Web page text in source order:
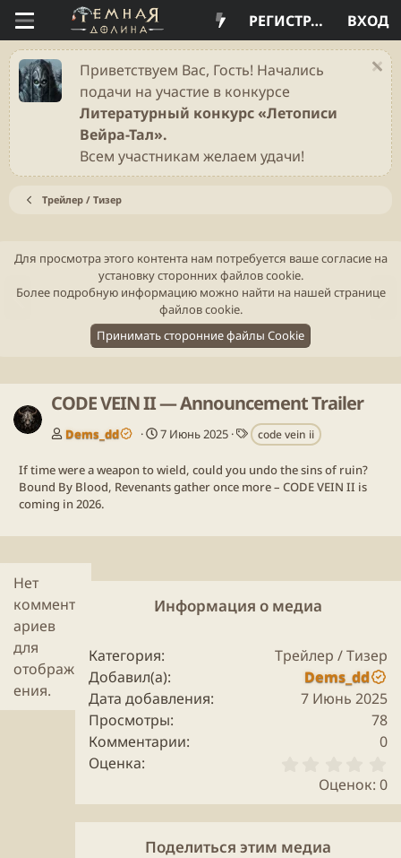
ВХОД
РЕГИСТРАЦИЯ
Приветствуем Вас, Гость! Начались
подачи на участие в конкурсе
Литературный конкурс «Летописи
Вейра-Тал».
Всем участникам желаем удачи!
Трейлер / Тизер
Для просмотра этого контента нам потребуется ваше согласие на
установку сторонних файлов cookie.
Более подробную информацию можно найти на нашей странице
файлов cookie.
Принимать сторонние файлы Cookie
CODE VEIN II — Announcement Trailer
Dems_dd 7 Июнь 2025
Т
е
г
и
code vein ii
If time were a weapon to wield, could you undo the sins of ruin?
Bound By Blood, Revenants gather once more – CODE VEIN II is
coming in 2026.
Нет
коммент
ариев
для
отображ
ения.
Информация о медиа
Категория
Трейлер / Тизер
Добавил(а)
Dems_dd
Дата добавления
7 Июнь 2025
Просмотры
78
Комментарии
0
Оценка
.
0
0
з
Оценок: 0
Поделиться этим медиа